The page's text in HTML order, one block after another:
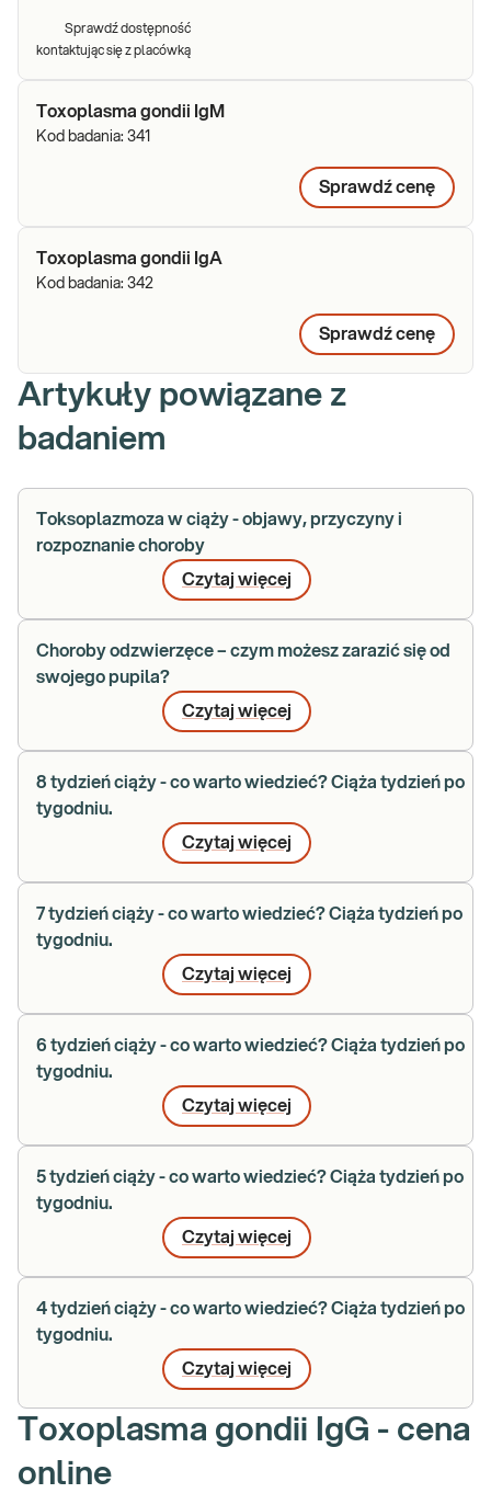
Sprawdź dostępność
kontaktując się z placówką
Toxoplasma gondii IgM
Kod badania: 341
Sprawdź cenę
Toxoplasma gondii IgA
Kod badania: 342
Sprawdź cenę
Artykuły powiązane z
badaniem
Toksoplazmoza w ciąży - objawy, przyczyny i
rozpoznanie choroby
Czytaj więcej
Choroby odzwierzęce – czym możesz zarazić się od
swojego pupila?
Czytaj więcej
8 tydzień ciąży - co warto wiedzieć? Ciąża tydzień po
tygodniu.
Czytaj więcej
7 tydzień ciąży - co warto wiedzieć? Ciąża tydzień po
tygodniu.
Czytaj więcej
6 tydzień ciąży - co warto wiedzieć? Ciąża tydzień po
tygodniu.
Czytaj więcej
5 tydzień ciąży - co warto wiedzieć? Ciąża tydzień po
tygodniu.
Czytaj więcej
4 tydzień ciąży - co warto wiedzieć? Ciąża tydzień po
tygodniu.
Czytaj więcej
Toxoplasma gondii IgG - cena
online